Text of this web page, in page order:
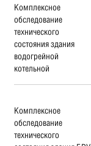
Комплексное
обследование
технического
состояния здания
водогрейной
котельной
Комплексное
обследование
технического